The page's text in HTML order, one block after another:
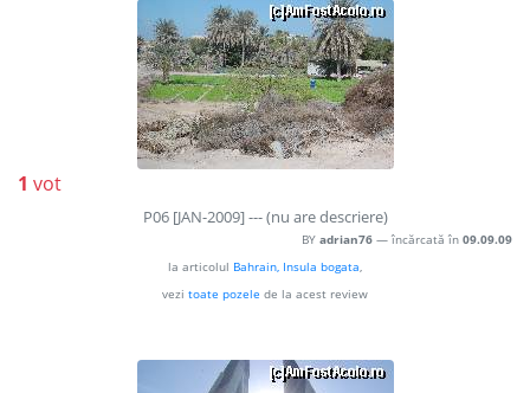
1 vot
P06 [JAN-2009] --- (nu are descriere)
BY adrian76 — încărcată în 09.09.09
la articolul Bahrain, Insula bogata,
vezi toate pozele de la acest review